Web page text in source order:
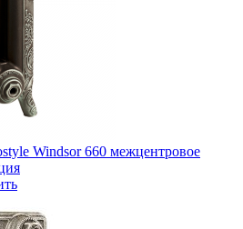
Windsor 660 межцентровое